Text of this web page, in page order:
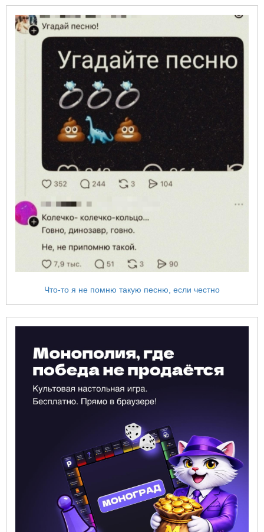
Что-то я не помню такую песню, если честно